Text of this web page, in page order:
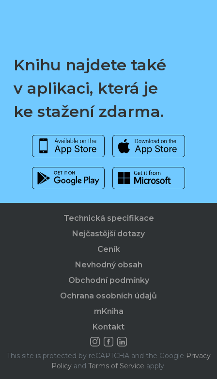
Knihu najdete také
v aplikaci, která je
ke stažení zdarma.
Technická specifikace
Nejčastější dotazy
Ceník
Nevhodný obsah
Obchodní podmínky
Ochrana osobních údajů
mKniha
Kontakt
This site is protected by reCAPTCHA and the Google Privacy
Policy and Terms of Service apply.